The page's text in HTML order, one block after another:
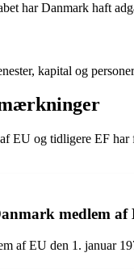
har Danmark haft
kapital og
EU og tidligere EF
medlem af
af EU den 1. januar